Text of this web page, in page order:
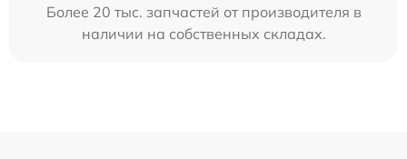
Более 20 тыс. запчастей от производителя в
наличии на собственных складах.